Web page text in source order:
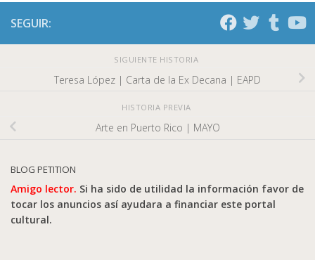
SEGUIR:
SIGUIENTE HISTORIA
Teresa López | Carta de la Ex Decana | EAPD
HISTORIA PREVIA
Arte en Puerto Rico | MAYO
BLOG PETITION
Amigo lector. Si ha sido de utilidad la información favor de
tocar los anuncios así ayudara a financiar este portal
cultural.